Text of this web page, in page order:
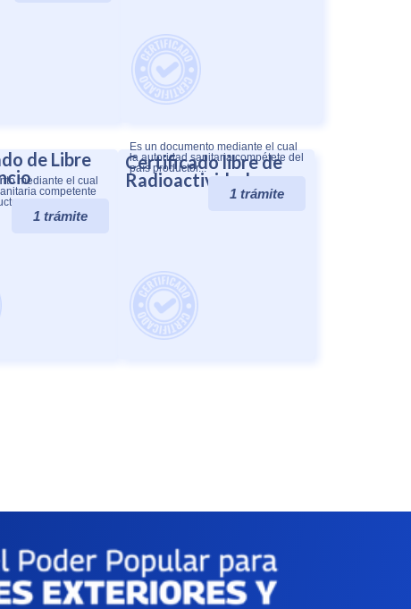
de Libre
mediante el cual
competente
1 trámite
Certificado libre de
Radioactividad
Es un documento mediante el cual
la autoridad sanitaria compétete del
país productor...
1 trámite